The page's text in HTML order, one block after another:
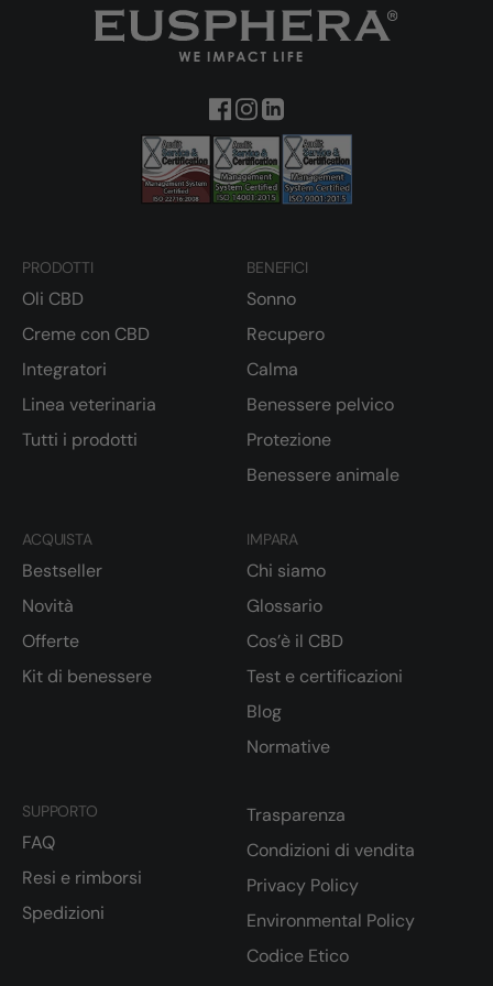
PRODOTTI
Oli CBD
Creme con CBD
Integratori
Linea veterinaria
Tutti i prodotti
BENEFICI
Sonno
Recupero
Calma
Benessere pelvico
Protezione
Benessere animale
ACQUISTA
Bestseller
Novità
Offerte
Kit di benessere
IMPARA
Chi siamo
Glossario
Cos’è il CBD
Test e certificazioni
Blog
Normative
SUPPORTO
FAQ
Resi e rimborsi
Spedizioni
Trasparenza
Condizioni di vendita
Privacy Policy
Environmental Policy
Codice Etico